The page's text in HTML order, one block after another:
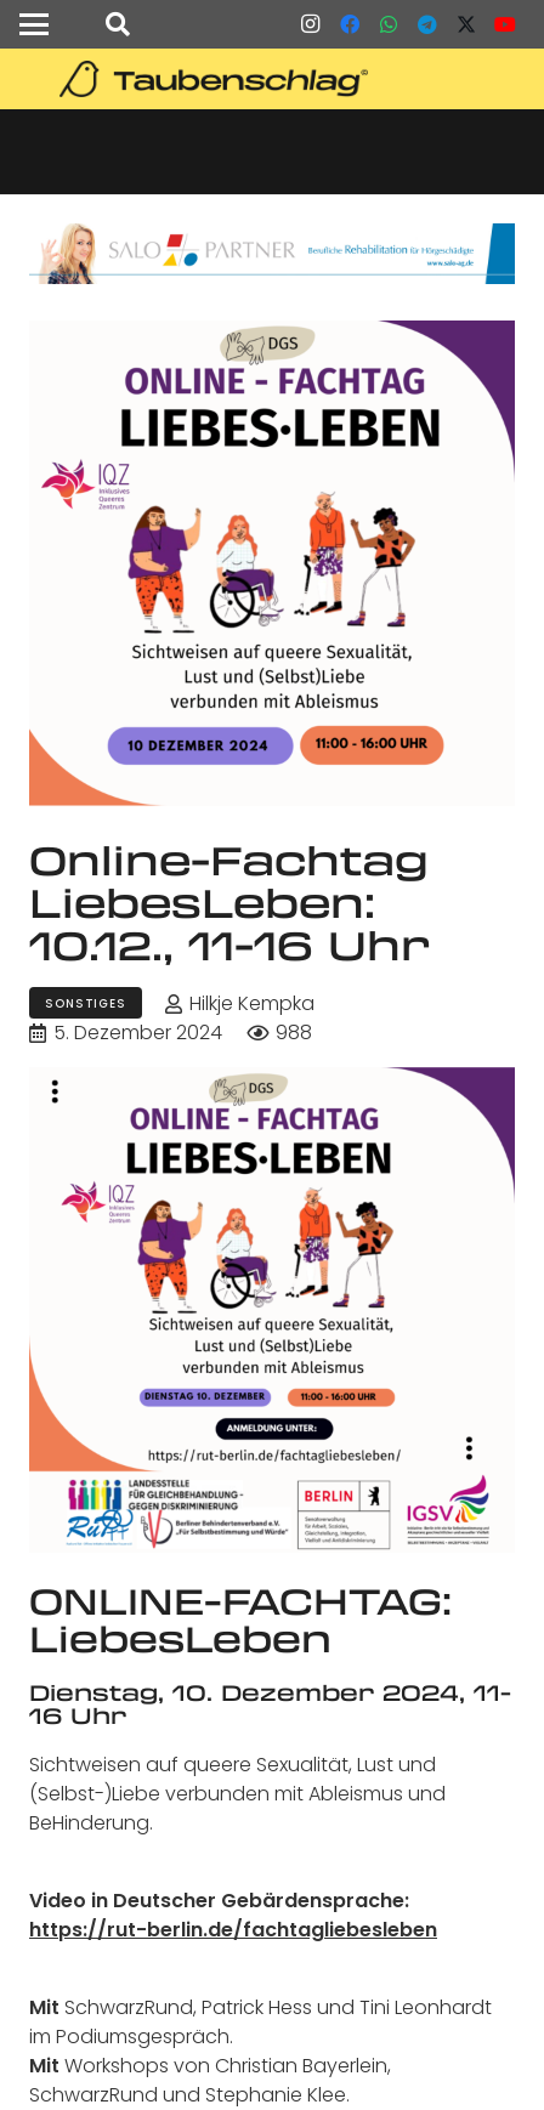
Online-Fachtag
LiebesLeben:
10.12., 11-16 Uhr
SONSTIGES
Hilkje Kempka
5. Dezember 2024
988
ONLINE-FACHTAG:
LiebesLeben
Dienstag, 10. Dezember 2024, 11-
16 Uhr
Sichtweisen auf queere Sexualität, Lust und
(Selbst-)Liebe verbunden mit Ableismus und
BeHinderung.
Video in Deutscher Gebärdensprache:
https://rut-berlin.de/fachtagliebesleben
Mit SchwarzRund, Patrick Hess und Tini Leonhardt
im Podiumsgespräch.
Mit Workshops von Christian Bayerlein,
SchwarzRund und Stephanie Klee.